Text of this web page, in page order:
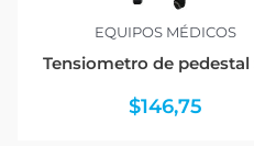
EQUIPOS MÉDICOS
Tensiometro de pedestal
$146,75